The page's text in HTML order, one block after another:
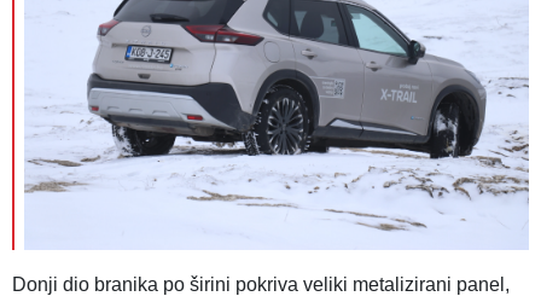
Donji dio branika po širini pokriva veliki metalizirani panel,